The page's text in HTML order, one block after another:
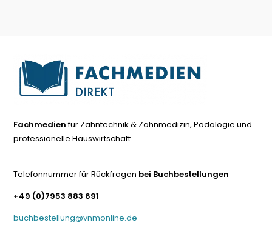
Fachmedienfür Zahntechnik & Zahnmedizin, Podologie und
professionelle Hauswirtschaft
Telefonnummer für Rückfragen bei Buchbestellungen
+49 (0)7953 883 691
buchbestellung@vnmonline.de